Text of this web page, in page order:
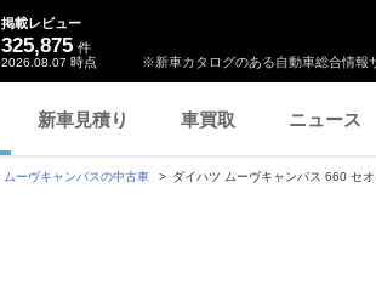
※新車カタログのある自動車総合情報
掲載レビュー
325,875 件
2026.08.07 時点
新車見積り 車買取 ニュース
ムーヴキャンバスの中古車 ダイハツ ムーヴキャンバス 660 セ